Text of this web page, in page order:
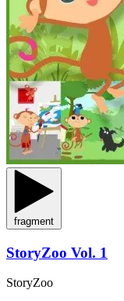
fragment
StoryZoo Vol. 1
StoryZoo